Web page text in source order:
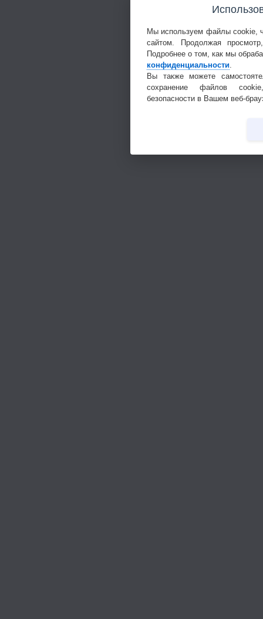
Мы используем файлы cookie,
сайтом. Продолжая
Подробнее о том, как мы
конфиденциальности
Вы также можете
сохранение файлов
безопасности в Вашем веб-